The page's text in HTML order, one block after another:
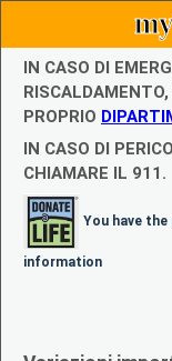
IN CASO DI
PROPRIO
IN CASO DI
CHIAMARE IL 911.
You have
information